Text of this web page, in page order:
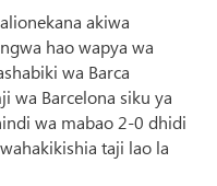
akiwa
hao wapya wa
wa Barca
wa Barcelona siku ya
wa mabao 2-0 dhidi
taji lao la